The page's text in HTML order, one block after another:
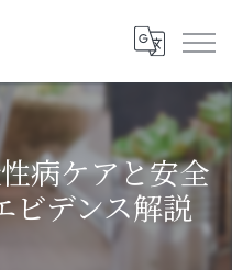
病ケアと安全
ビデンス解説